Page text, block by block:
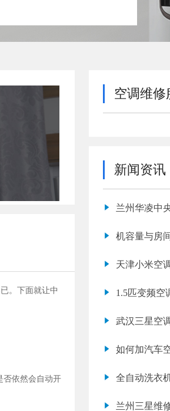
。下面就让中
否依然会自动开
空调维修
新闻资讯
兰州华凌中
机容量与房
天津小米空
1.5匹变频空
武汉三星空
如何加汽车
全自动洗衣
兰州三星维